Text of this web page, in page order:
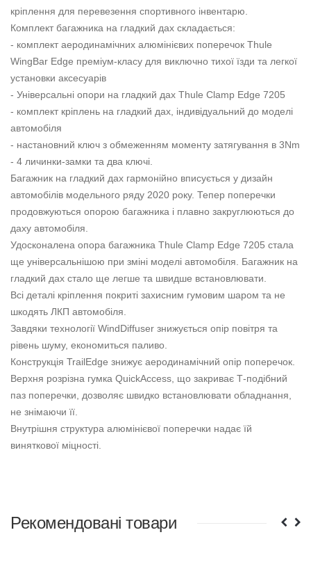
кріплення для перевезення спортивного інвентарю.
Комплект багажника на гладкий дах складається:
- комплект аеродинамічних алюмінієвих поперечок Thule
WingBar Edge преміум-класу для виключно тихої їзди та легкої
установки аксесуарів
- Універсальні опори на гладкий дах Thule Clamp Edge 7205
- комплект кріплень на гладкий дах, індивідуальний до моделі
автомобіля
- настановний ключ з обмеженням моменту затягування в 3Nm
- 4 личинки-замки та два ключі.
Багажник на гладкий дах гармонійно вписується у дизайн
автомобілів модельного ряду 2020 року. Тепер поперечки
продовжуються опорою багажника і плавно закруглюються до
даху автомобіля.
Удосконалена опора багажника Thule Clamp Edge 7205 стала
ще універсальнішою при зміні моделі автомобіля. Багажник на
гладкий дах стало ще легше та швидше встановлювати.
Всі деталі кріплення покриті захисним гумовим шаром та не
шкодять ЛКП автомобіля.
Завдяки технології WindDiffuser знижується опір повітря та
рівень шуму, економиться паливо.
Конструкція TrailEdge знижує аеродинамічний опір поперечок.
Верхня розрізна гумка QuickAccess, що закриває Т-подібний
паз поперечки, дозволяє швидко встановлювати обладнання,
не знімаючи її.
Внутрішня структура алюмінієвої поперечки надає їй
виняткової міцності.
Рекомендовані товари